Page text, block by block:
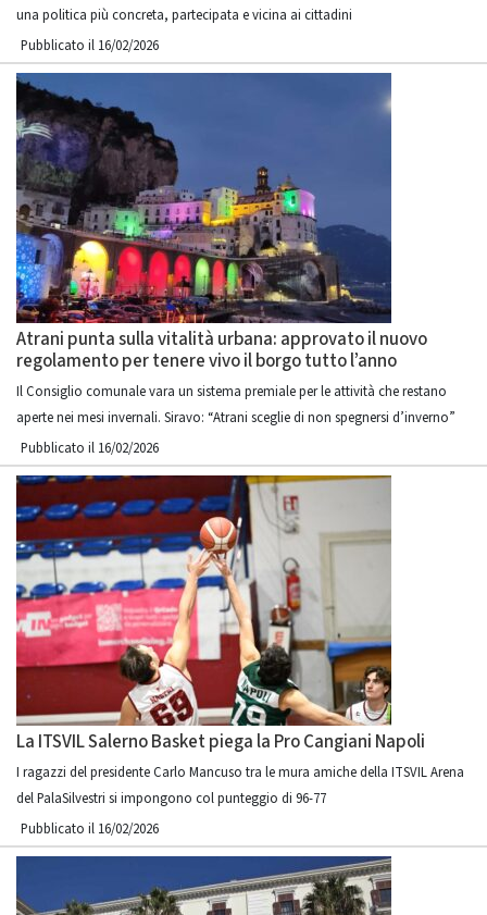
una politica più concreta, partecipata e vicina ai cittadini
Pubblicato il 16/02/2026
Atrani punta sulla vitalità urbana: approvato il nuovo
regolamento per tenere vivo il borgo tutto l’anno
Il Consiglio comunale vara un sistema premiale per le attività che restano
aperte nei mesi invernali. Siravo: “Atrani sceglie di non spegnersi d’inverno”
Pubblicato il 16/02/2026
La ITSVIL Salerno Basket piega la Pro Cangiani Napoli
I ragazzi del presidente Carlo Mancuso tra le mura amiche della ITSVIL Arena
del PalaSilvestri si impongono col punteggio di 96-77
Pubblicato il 16/02/2026